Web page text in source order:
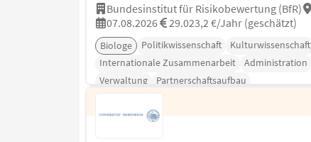
Bundesinstitut für Risikobewertung (BfR)
07.08.2026
29.023,2 €/Jahr (geschätzt)
Biologe Politikwissenschaft
Kulturwissenschaft
Internationale Zusammenarbeit
Administration
Verwaltung
Partnerschaftsaufbau